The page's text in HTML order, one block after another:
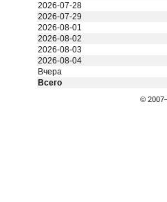
2026-07-28
2026-07-29
2026-08-01
2026-08-02
2026-08-03
2026-08-04
Вчера
Всего
©